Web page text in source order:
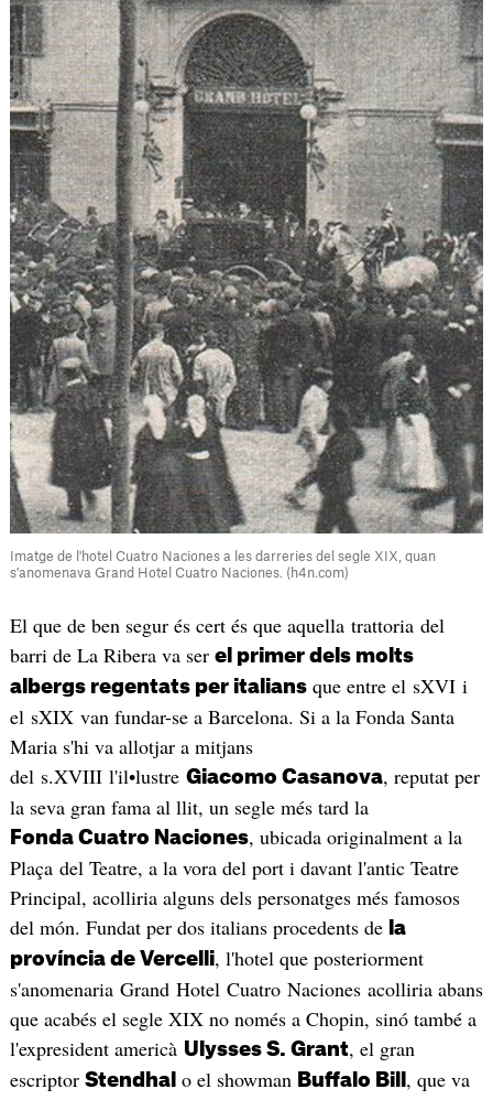
Imatge de l'hotel Cuatro Naciones a les darreries del segle XIX, quan
s'anomenava Grand Hotel Cuatro Naciones. (h4n.com)
El que de ben segur és cert és que aquella trattoria del
barri de La Ribera va ser el primer dels molts
albergs regentats per italiansque entre el sXVI i
el sXIX van fundar-se a Barcelona. Si a la Fonda Santa
Maria s'hi va allotjar a mitjans
del s.XVIII l'il•lustre Giacomo Casanova, reputat per
la seva gran fama al llit, un segle més tard la
Fonda Cuatro Naciones, ubicada originalment a la
Plaça del Teatre, a la vora del port i davant l'antic Teatre
Principal, acolliria alguns dels personatges més famosos
del món. Fundat per dos italians procedents de la
província de Vercelli, l'hotel que posteriorment
s'anomenaria Grand Hotel Cuatro Naciones acolliria abans
que acabés el segle XIX no només a Chopin, sinó també a
l'expresident americà Ulysses S. Grant, el gran
escriptor Stendhal o el showman Buffalo Bill , que va